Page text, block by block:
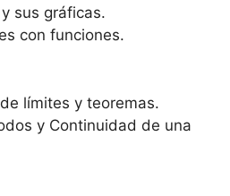
sus gráficas.
con funciones.
límites y teoremas.
y Continuidad de una